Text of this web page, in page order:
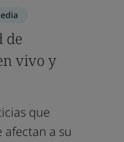
de
vivo y
que
a su